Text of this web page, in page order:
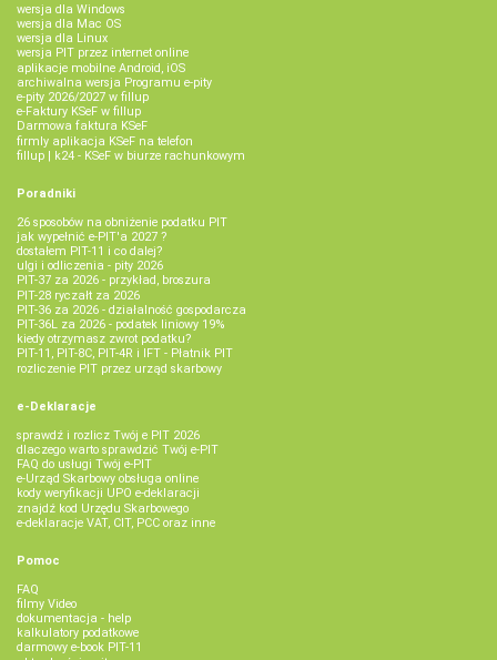
wersja dla Windows
wersja dla Mac OS
wersja dla Linux
wersja PIT przez internet online
aplikacje mobilne Android, iOS
archiwalna wersja Programu e-pity
e-pity 2026/2027 w fillup
e‑Faktury KSeF w fillup
Darmowa faktura KSeF
firmly aplikacja KSeF na telefon
fillup | k24 - KSeF w biurze rachunkowym
Poradniki
26 sposobów na obniżenie podatku PIT
jak wypełnić e-PIT'a 2027 ?
dostałem PIT-11 i co dalej?
ulgi i odliczenia - pity 2026
PIT-37 za 2026 - przykład, broszura
PIT-28 ryczałt za 2026
PIT-36 za 2026 - działalność gospodarcza
PIT-36L za 2026 - podatek liniowy 19%
kiedy otrzymasz zwrot podatku?
PIT-11, PIT-8C, PIT-4R i IFT - Płatnik PIT
rozliczenie PIT przez urząd skarbowy
e-Deklaracje
sprawdź i rozlicz Twój e PIT 2026
dlaczego warto sprawdzić Twój e-PIT
FAQ do usługi Twój e-PIT
e-Urząd Skarbowy obsługa online
kody weryfikacji UPO e-deklaracji
znajdź kod Urzędu Skarbowego
e-deklaracje VAT, CIT, PCC oraz inne
Pomoc
FAQ
filmy Video
dokumentacja - help
kalkulatory podatkowe
darmowy e-book PIT-11